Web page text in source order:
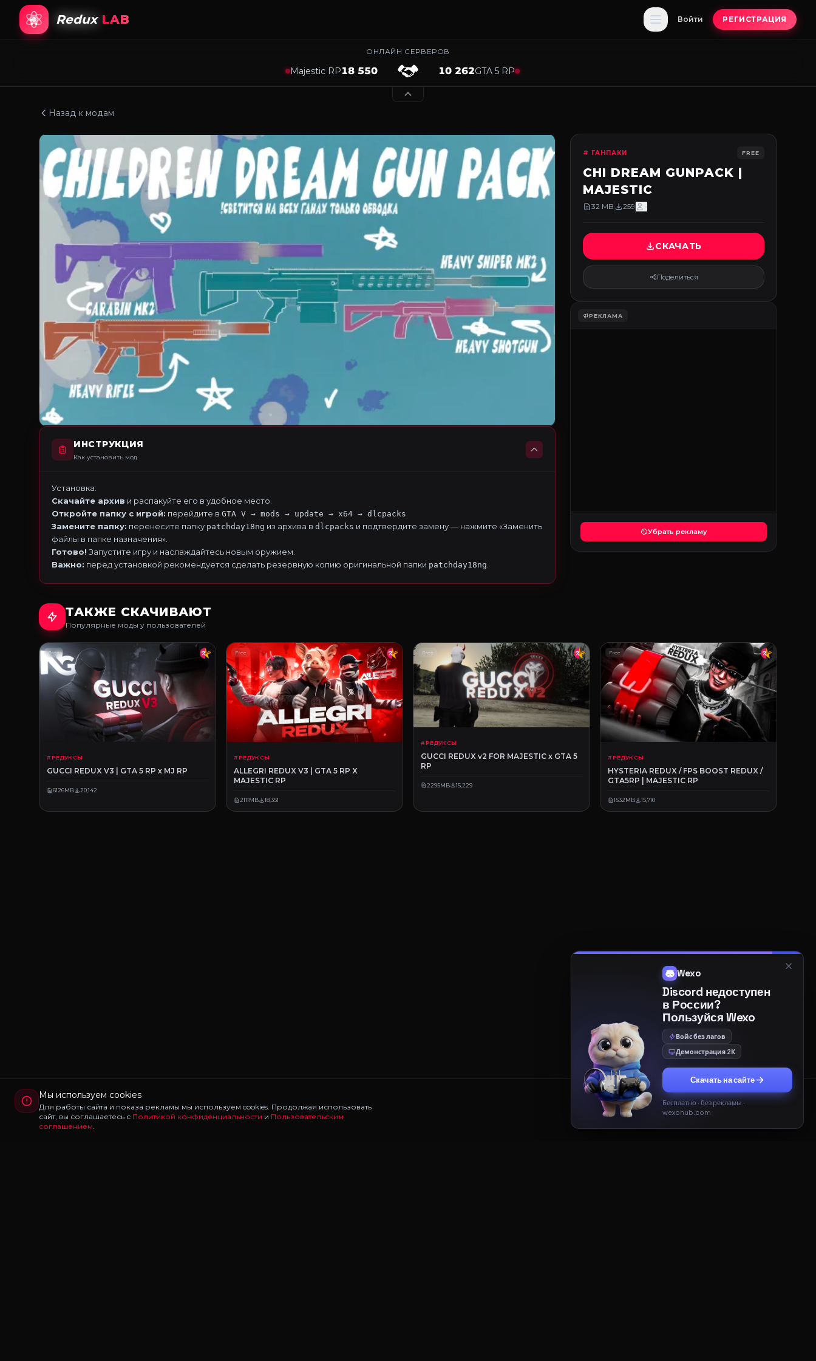
Redux LAB Войти РЕГИСТРАЦИЯ
ОНЛАЙН СЕРВЕРОВ
Majestic RP18 550 10 262GTA 5 RP
Назад к модам
ИНСТРУКЦИЯ
Как установить мод
Установка:
Скачайте архив и распакуйте его в удобное место.
Откройте папку с игрой: перейдите в GTA V → mods → update → x64 → dlcpacks
Замените папку: перенесите папку patchday18ng из архива в dlcpacks и подтвердите замену — нажмите «Заменить
файлы в папке назначения».
Готово! Запустите игру и наслаждайтесь новым оружием.
Важно: перед установкой рекомендуется сделать резервную копию оригинальной папки patchday18ng
# ГАНПАКИ FREE
CHI DREAM GUNPACK |
MAJESTIC
32 MB 259 -
СКАЧАТЬ
Поделиться
РЕКЛАМА
Убрать рекламу
ТАКЖЕ СКАЧИВАЮТ
Популярные моды у пользователей
Free
# РЕДУКСЫ
GUCCI REDUX V3 | GTA 5 RP x MJ RP
6126MB 20,142
Free
# РЕДУКСЫ
ALLEGRI REDUX V3 | GTA 5 RP X
MAJESTIC RP
2111MB 18,351
Free
# РЕДУКСЫ
GUCCI REDUX v2 FOR MAJESTIC x GTA 5
RP
2295MB 15,229
Free
# РЕДУКСЫ
HYSTERIA REDUX / FPS BOOST REDUX /
GTA5RP | MAJESTIC RP
1532MB 15,710
Мы используем cookies
Для работы сайта и показа рекламы мы используем cookies. Продолжая использовать
сайт, вы соглашаетесь с Политикой конфиденциальности и Пользовательским
соглашением.
Принять Только необходимые
Wexo
Discord недоступен
в России?
Пользуйся Wexo
Войс без лагов
Демонстрация 2К
Скачать на сайте
Бесплатно · без рекламы ·
wexohub.com